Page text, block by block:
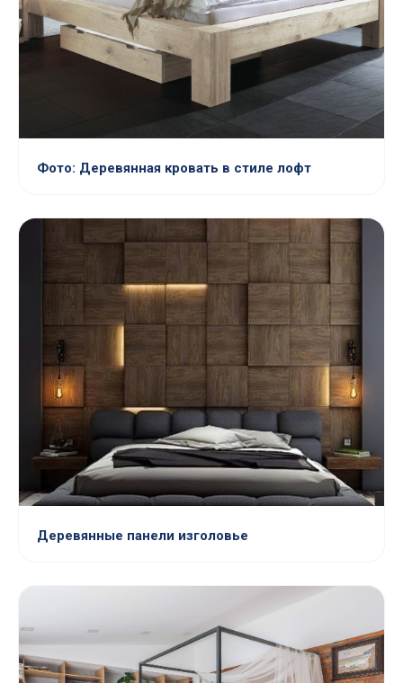
Фото: Деревянная кровать в стиле лофт
Деревянные панели изголовье